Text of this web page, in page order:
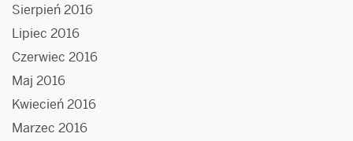
Sierpień 2016
Lipiec 2016
Czerwiec 2016
Maj 2016
Kwiecień 2016
Marzec 2016